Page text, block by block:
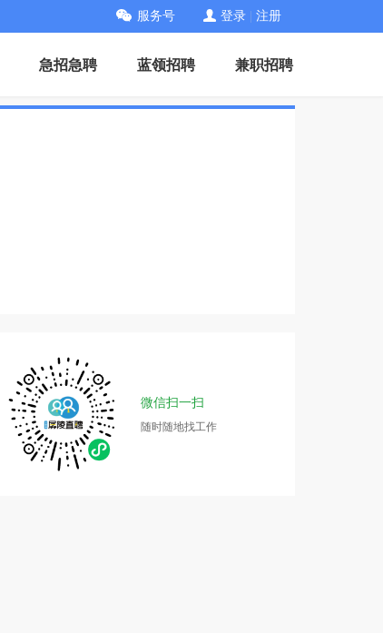
服务号 登录 注册
急招急聘 蓝领招聘 兼职招聘
微信扫一扫
随时随地找工作